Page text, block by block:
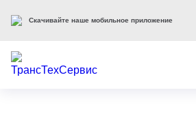
Скачивайте наше мобильное приложение